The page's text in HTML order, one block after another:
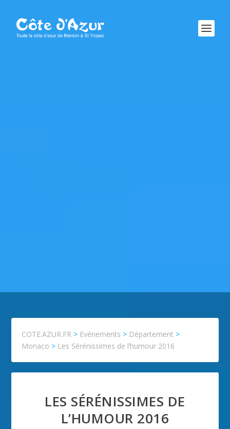
COTE.AZUR.FR > Evénements > Département >
Monaco > Les Sérénissimes de l’humour 2016
LES SÉRÉNISSIMES DE
L’HUMOUR 2016